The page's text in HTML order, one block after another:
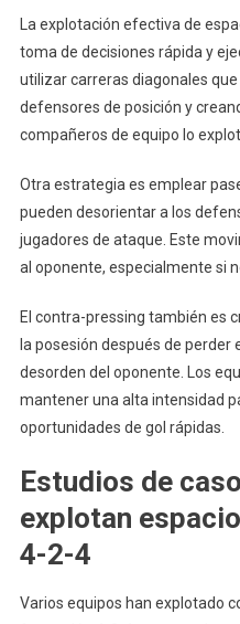
La explotación efectiva de
toma de decisiones rápida y
utilizar carreras diagonales
defensores de posición y
compañeros de equipo lo
Otra estrategia es emplear
pueden desorientar a los
jugadores de ataque. Este
al oponente, especialmente si
El contra-pressing también es
la posesión después de perder
desorden del oponente. Los
mantener una alta intensidad
oportunidades de gol rápidas.
Estudios de
explotan
4-2-4
Varios equipos han explotado